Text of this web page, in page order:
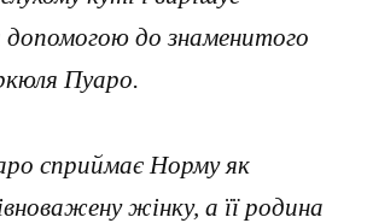
допомогою до знаменитого
Пуаро.
сприймає Норму як
жінку, а її родина